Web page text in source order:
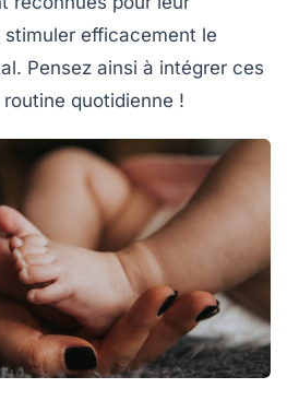
efficacement le
Pensez ainsi à intégrer ces
quotidienne !